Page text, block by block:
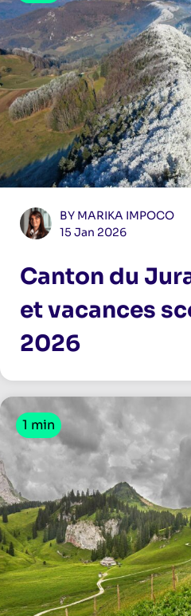
BY MARIKA IMPOCO
15 Jan 2026
Canton du
et vacances
2026
1 min